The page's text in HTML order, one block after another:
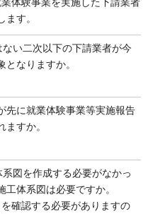
す。
い二次以下の下請業者が今
なりますか。
先に就業体験事業等実施報告
すか。
図を作成する必要がなかっ
体系図は必要ですか。
確認する必要がありますの